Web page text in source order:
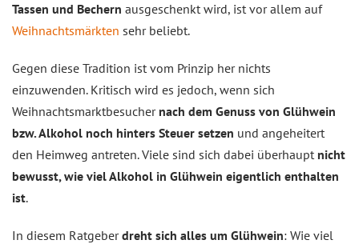
Tassen und Bechern ausgeschenkt wird, ist vor allem auf
Weihnachtsmärkten sehr beliebt.
Gegen diese Tradition ist vom Prinzip her nichts
einzuwenden. Kritisch wird es jedoch, wenn sich
Weihnachtsmarktbesucher nach dem Genuss von Glühwein
bzw. Alkohol noch hinters Steuer setzen und angeheitert
den Heimweg antreten. Viele sind sich dabei überhaupt nicht
bewusst, wie viel Alkohol in Glühwein eigentlich enthalten
ist.
In diesem Ratgeberdreht sich alles um Glühwein: Wie viel